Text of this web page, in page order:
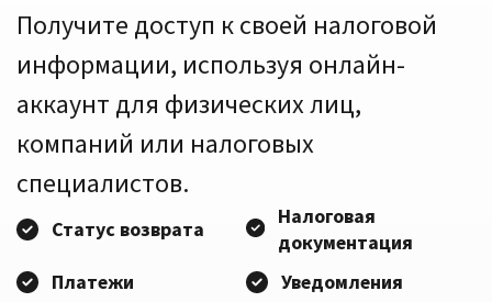
Получите доступ к своей налоговой
информации, используя онлайн-
аккаунт для физических лиц,
компаний или налоговых
специалистов.
Статус возврата
Налоговая
документация
Платежи
Уведомления